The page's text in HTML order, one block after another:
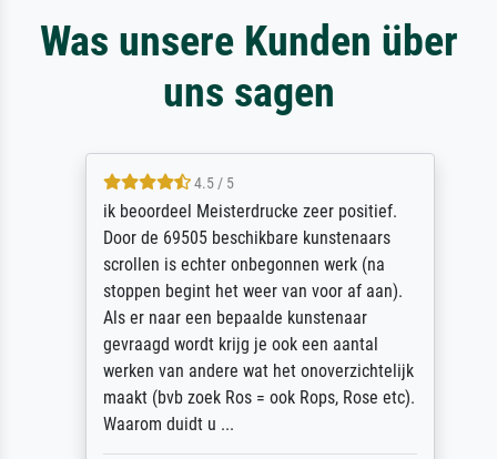
Was unsere Kunden über
uns sagen
4.5 / 5
ik beoordeel Meisterdrucke zeer positief.
Door de 69505 beschikbare kunstenaars
scrollen is echter onbegonnen werk (na
stoppen begint het weer van voor af aan).
Als er naar een bepaalde kunstenaar
gevraagd wordt krijg je ook een aantal
werken van andere wat het onoverzichtelijk
maakt (bvb zoek Ros = ook Rops, Rose etc).
Waarom duidt u ...